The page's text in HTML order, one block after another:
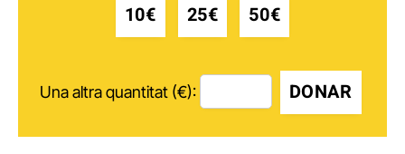
10€ 25€ 50€
Una altra quantitat (€): DONAR